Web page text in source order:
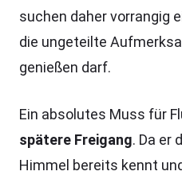
suchen daher vorrangig
die ungeteilte
genießen darf.
Ein absolutes Muss für
spätere Freigang. Da er
Himmel bereits kennt